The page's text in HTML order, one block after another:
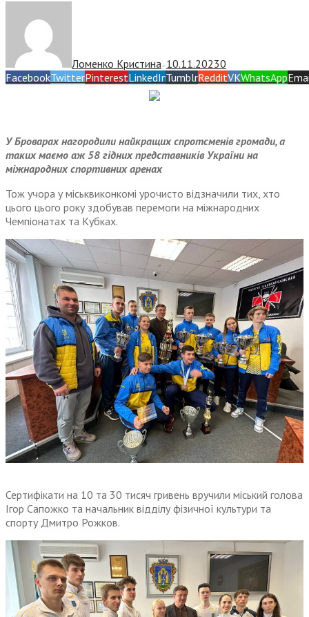
Ломенко Кристина— 10.11.20230
FacebookTwitterPinterestLinkedInTumblrRedditVKWhatsApp
У Броварах нагородили найкращих спротсменів громади, а
таких маємо аж 58 гідних представників України на
міжнародних спортивних аренах
Тож учора у міськвиконкомі урочисто відзначили тих, хто
цього цього року здобував перемоги на міжнародних
Чемпіонатах та Кубках.
Сертифікати на 10 та 30 тисяч гривень вручили міський голова
Ігор Сапожко та начальник відділу фізичної культури та
спорту Дмитро Рожков.